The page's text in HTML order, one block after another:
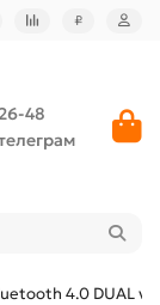
₽
48
4.0 DUAL